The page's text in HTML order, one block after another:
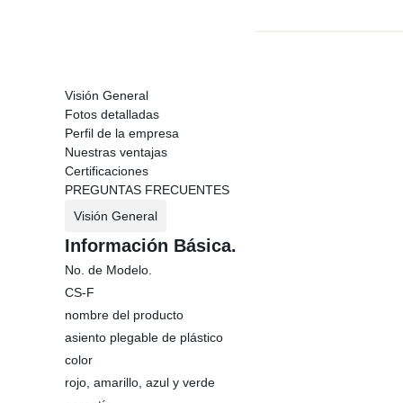
Visión General
Fotos detalladas
Perfil de la empresa
Nuestras ventajas
Certificaciones
PREGUNTAS FRECUENTES
Visión General
Información Básica.
No. de Modelo.
CS-F
nombre del producto
asiento plegable de plástico
color
rojo, amarillo, azul y verde